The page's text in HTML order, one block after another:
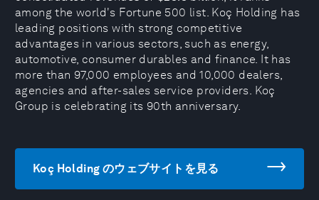
among the world's Fortune 500 list. Koç Holding has
leading positions with strong competitive
advantages in various sectors, such as energy,
automotive, consumer durables and finance. It has
more than 97,000 employees and 10,000 dealers,
agencies and after-sales service providers. Koç
Group is celebrating its 90th anniversary.
Koç Holding のウェブサイトを見る